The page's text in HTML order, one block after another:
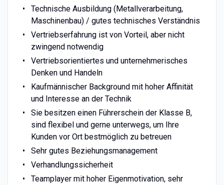
Technische Ausbildung (Metallverarbeitung,
Maschinenbau) / gutes technisches Verständnis
Vertriebserfahrung ist von Vorteil, aber nicht
zwingend notwendig
Vertriebsorientiertes und unternehmerisches
Denken und Handeln
Kaufmännischer Background mit hoher Affinität
und Interesse an der Technik
Sie besitzen einen Führerschein der Klasse B,
sind flexibel und gerne unterwegs, um Ihre
Kunden vor Ort bestmöglich zu betreuen
Sehr gutes Beziehungsmanagement
Verhandlungssicherheit
Teamplayer mit hoher Eigenmotivation, sehr